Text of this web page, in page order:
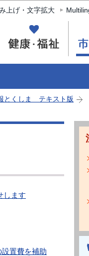
上げ・文字拡大
とくしま テキスト版
します
置費を補助